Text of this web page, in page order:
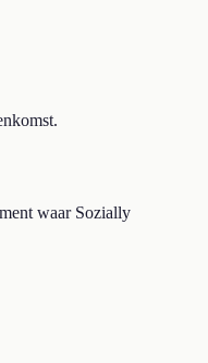
waar Sozially